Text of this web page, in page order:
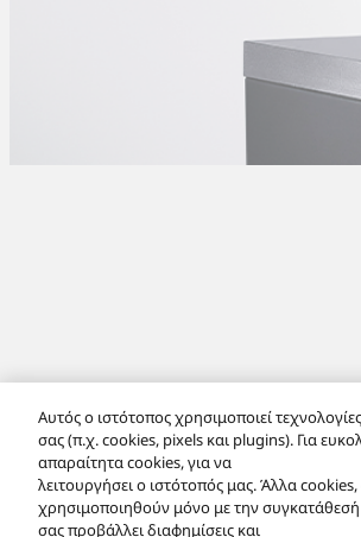
Προϊόντα Grand Class Πικάπ
Σχετικά με εμάς Όροι Χρήσης
Αυτός ο ιστότοπος χρησιμοποιεί
σας (π.χ. cookies, pixels και plugins). Για
απαραίτητα cookies, για να
λειτουργήσει ο ιστότοπός μας. Άλλα
χρησιμοποιηθούν μόνο με την συγκατάθεσή
σας προβάλλει διαφημίσεις και